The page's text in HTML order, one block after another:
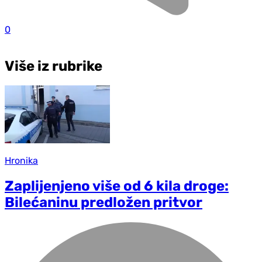
0
Više iz rubrike
Hronika
Zaplijenjeno više od 6 kila droge:
Bilećaninu predložen pritvor